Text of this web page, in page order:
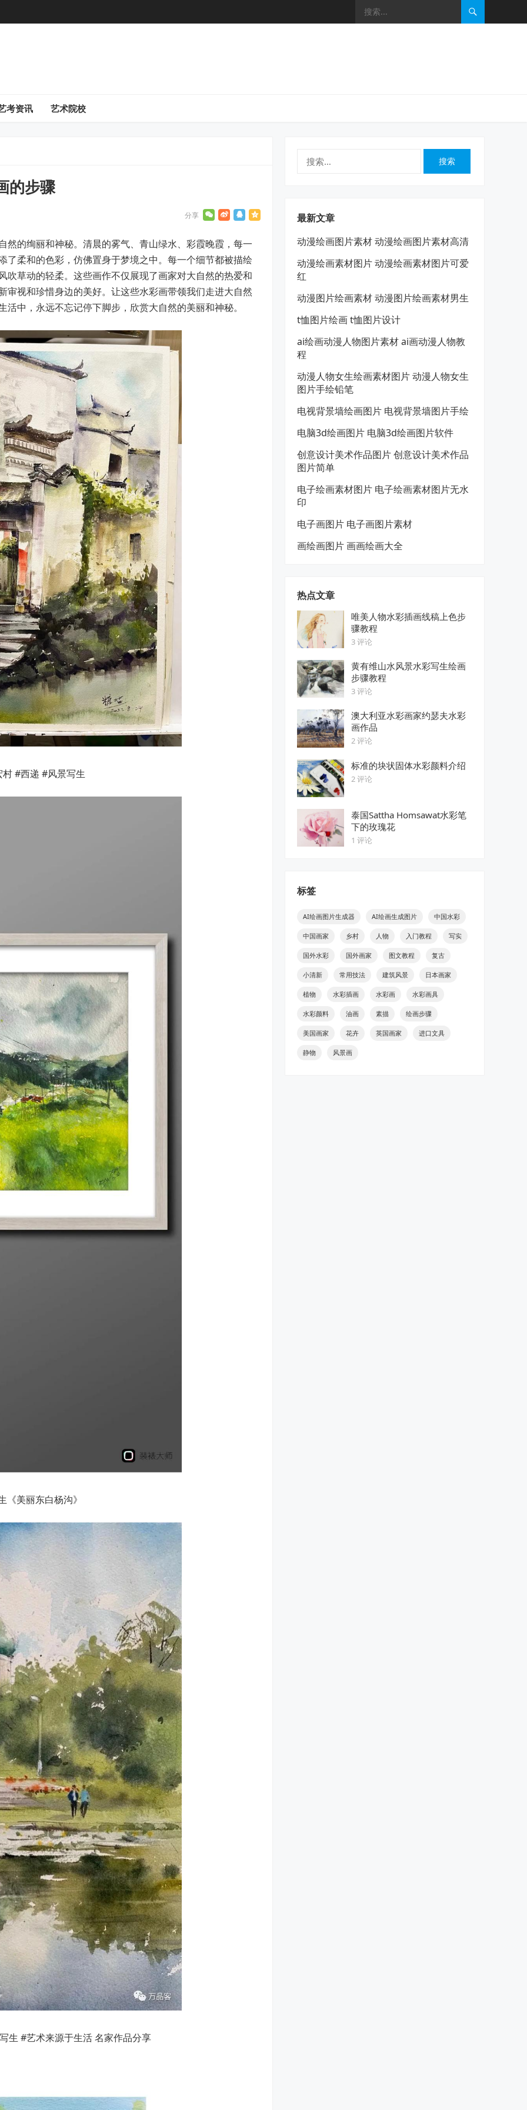
考资讯 艺术院校
的步骤
的绚丽和神秘。清晨的雾气、青山绿水、彩霞晚霞，每一
柔和的色彩，仿佛置身于梦境之中。每一个细节都被描绘
草动的轻柔。这些画作不仅展现了画家对大自然的热爱和
视和珍惜身边的美好。让这些水彩画带领我们走进大自然
中，永远不忘记停下脚步，欣赏大自然的美丽和神秘。
#西递 #风景写生
《美丽东白杨沟》
生 #艺术来源于生活 名家作品分享
最新文章
动漫绘画图片素材 动漫绘画图片素材高清
动漫绘画素材图片 动漫绘画素材图片可爱
红
动漫图片绘画素材 动漫图片绘画素材男生
t恤图片绘画 t恤图片设计
ai绘画动漫人物图片素材 ai画动漫人物教
程
动漫人物女生绘画素材图片 动漫人物女生
图片手绘铅笔
电视背景墙绘画图片 电视背景墙图片手绘
电脑3d绘画图片 电脑3d绘画图片软件
创意设计美术作品图片 创意设计美术作品
图片简单
电子绘画素材图片 电子绘画素材图片无水
印
电子画图片 电子画图片素材
画绘画图片 画画绘画大全
热点文章
唯美人物水彩插画线稿上色步
骤教程
3 评论
黄有维山水风景水彩写生绘画
步骤教程
3 评论
澳大利亚水彩画家约瑟夫水彩
画作品
2 评论
标准的块状固体水彩颜料介绍
2 评论
泰国Sattha Homsawat水彩笔
下的玫瑰花
1 评论
标签
AI绘画图片生成器 AI绘画生成图片 中国水彩
中国画家 乡村 人物 入门教程 写实
国外水彩 国外画家 图文教程 复古
小清新 常用技法 建筑风景 日本画家
植物 水彩插画 水彩画 水彩画具
水彩颜料 油画 素描 绘画步骤
美国画家 花卉 英国画家 进口文具
静物 风景画